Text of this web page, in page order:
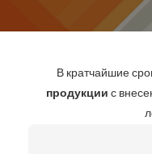
В кратчайшие
продукциис